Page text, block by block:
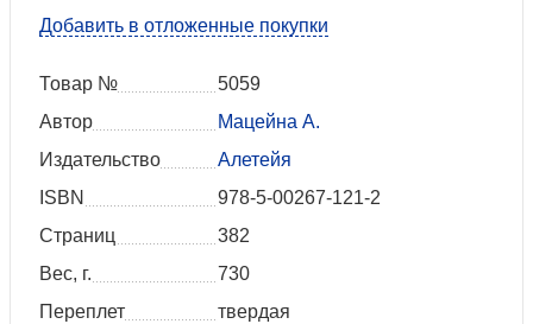
Добавить в отложенные покупки
Товар №
5059
Автор
Мацейна А.
Издательство
Алетейя
ISBN
978-5-00267-121-2
Страниц
382
Вес, г.
730
Переплет
твердая